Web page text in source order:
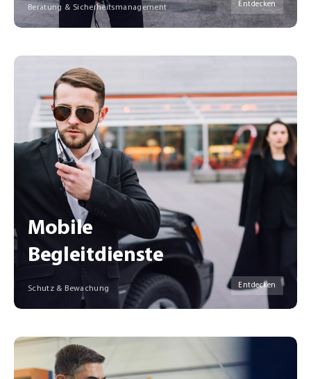
Beratung & Sicherheitsmanagement Entdecken
Mobile
Begleitdienste
Schutz & Bewachung Entdecken